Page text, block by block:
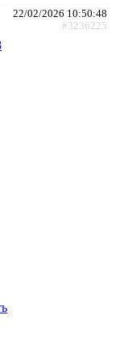
22/02/2026 10:50:48
#3236225